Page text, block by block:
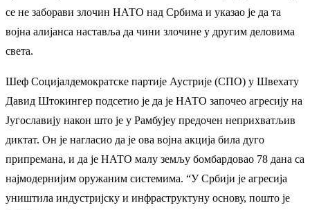
се не заборави злочин НАТО над Србима и указао је да та
војна алијанса наставља да чини злочине у другим деловима
света.
Шеф Социјалдемократске партије Аустрије (СПО) у Швехату
Давид Штокингер подсетио је да је НАТО започео агресију на
Југославију након што је у Рамбујеу предочен неприхватљив
диктат. Он је нагласио да је ова војна акција била дуго
припремана, и да је НАТО малу земљу бомбардовао 78 дана са
најмодернијим оружаним системима. “У Србији је агресија
уништила индустријску и инфраструктуну основу, пошто је